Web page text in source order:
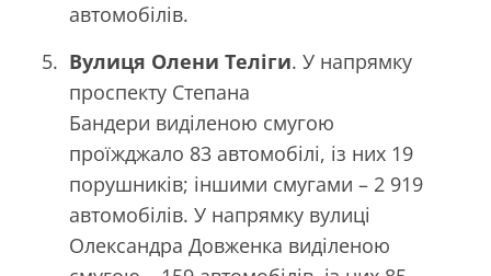
автомобілів.
Вулиця Олени Теліги. У напрямку
проспекту Степана
Бандери виділеною смугою
проїжджало 83 автомобілі, із них 19
порушників; іншими смугами – 2 919
автомобілів. У напрямку вулиці
Олександра Довженка виділеною